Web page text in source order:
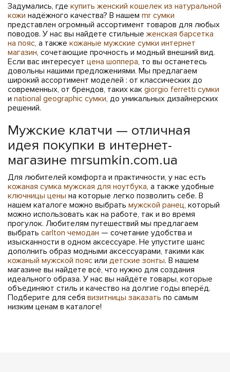
Задумались, где купить женский кошелек из натуральной
кожи надёжного качества? В нашем mr сумки
представлен огромный ассортимент товаров для любых
поводов. У нас вы найдете стильные женская барсетка
на пояс, а также кожаные мужские сумки интернет
магазин, сочетающие прочность и модный внешний вид.
Если вас интересует цена шоппера, то вы останетесь
довольны нашими предложениями. Мы предлагаем
широкий ассортимент моделей : от классических до
современных, от брендов, таких как giorgio ferretti сумки
и national geographic сумки, до уникальных дизайнерских
решений.
Мужские клатчи — отличная
идея покупки в интернет-
магазине mrsumkin.com.ua
Для любителей комфорта и практичности, у нас есть
кожаная сумка мужская для ноутбука, а также удобные
ключницы цены на которые легко позволить себе. В
нашем каталоге можно выбрать мужской ранец, который
можно использовать как на работе, так и во время
прогулок. Любителям путешествий мы предлагаем
выбрать carlton чемодан — сочетание удобства и
изысканности в одном аксессуаре. Не упустите шанс
дополнить образ модными аксессуарами, такими как
кожаный мужской пояс или детские зонты. В нашем
магазине вы найдете всё, что нужно для создания
идеального образа. У нас вы найдёте товары, которые
объединяют стиль и качество на долгие годы вперёд.
Подберите для себя визитницы заказать по самым
низким ценам в каталоге!